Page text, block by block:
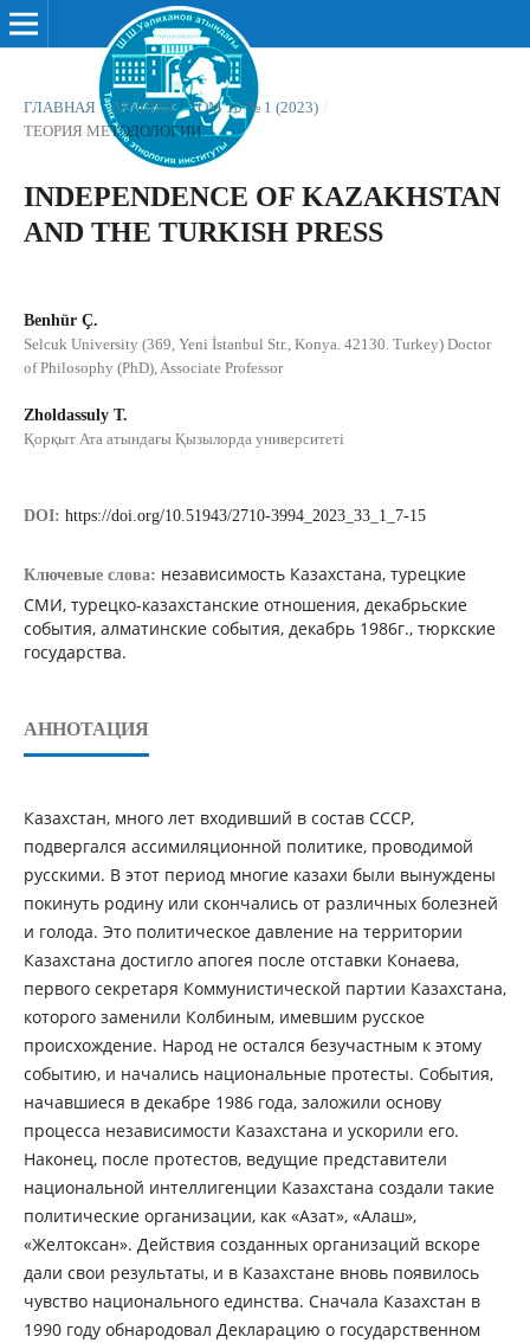
ГЛАВНАЯ / АРХИВЫ / ТОМ 10 № 1 (2023) /
ТЕОРИЯ МЕТОДОЛОГИИ
INDEPENDENCE OF KAZAKHSTAN
AND THE TURKISH PRESS
Benhür Ç.
Selcuk University (369, Yeni İstanbul Str., Konya. 42130. Turkey) Doctor
of Philosophy (PhD), Associate Professor
Zholdassuly T.
Қорқыт Ата атындағы Қызылорда университеті
DOI: https://doi.org/10.51943/2710-3994_2023_33_1_7-15
Ключевые слова: независимость Казахстана, турецкие
СМИ, турецко-казахстанские отношения, декабрьские
события, алматинские события, декабрь 1986г., тюркские
государства.
АННОТАЦИЯ
Казахстан, много лет входивший в состав СССР,
подвергался ассимиляционной политике, проводимой
русскими. В этот период многие казахи были вынуждены
покинуть родину или скончались от различных болезней
и голода. Это политическое давление на территории
Казахстана достигло апогея после отставки Конаева,
первого секретаря Коммунистической партии Казахстана,
которого заменили Колбиным, имевшим русское
происхождение. Народ не остался безучастным к этому
событию, и начались национальные протесты. События,
начавшиеся в декабре 1986 года, заложили основу
процесса независимости Казахстана и ускорили его.
Наконец, после протестов, ведущие представители
национальной интеллигенции Казахстана создали такие
политические организации, как «Азат», «Алаш»,
«Желтоксан». Действия созданных организаций вскоре
дали свои результаты, и в Казахстане вновь появилось
чувство национального единства. Сначала Казахстан в
1990 году обнародовал Декларацию о государственном